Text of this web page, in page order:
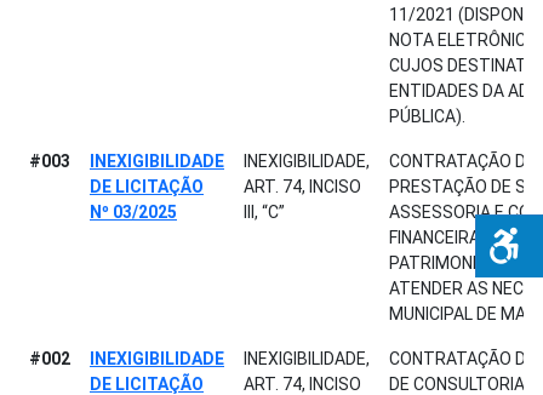
11/2021
NOTA ELETRÔNICA
CUJOS
ENTIDADES DA
PÚBLICA).
#003
INEXIGIBILIDADE
DE LICITAÇÃO
Nº 03/2025
INEXIGIBILIDADE,
ART. 74, INCISO
III, “C”
CONTRATAÇÃO DE
PRESTAÇÃO DE
ASSESSORIA E
FINANCEIRA,
PATRIMONIAL E
ATENDER AS
MUNICIPAL DE
#002
INEXIGIBILIDADE
DE LICITAÇÃO
INEXIGIBILIDADE,
ART. 74, INCISO
CONTRATAÇÃO DE
DE CONSULTORIA